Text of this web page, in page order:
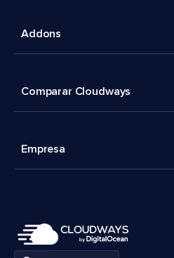
Addons
Comparar Cloudways
Empresa